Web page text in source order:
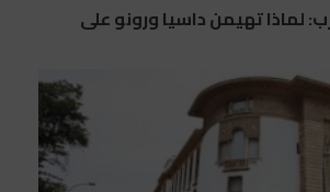
لماذا تهيمن داسيا ورونو على